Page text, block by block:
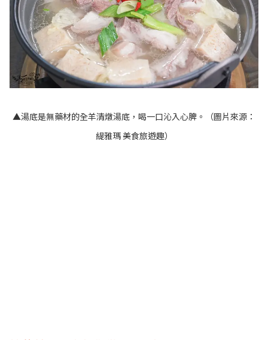
▲湯底是無藥材的全羊清燉湯底，喝一口沁入心脾。（圖片來源：
緹雅瑪 美食旅遊趣）